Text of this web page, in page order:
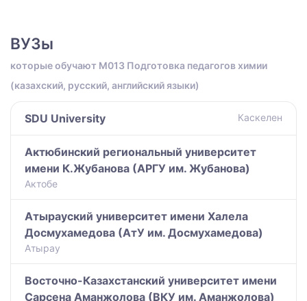
ВУЗы
которые обучают M013 Подготовка педагогов химии
(казахский, русский, английский языки)
SDU University Каскелен
Актюбинский региональный университет
имени К.Жубанова (АРГУ им. Жубанова)
Актобе
Атырауский университет имени Халела
Досмухамедова (АтУ им. Досмухамедова)
Атырау
Восточно-Казахстанский университет имени
Сарсена Аманжолова (ВКУ им. Аманжолова)